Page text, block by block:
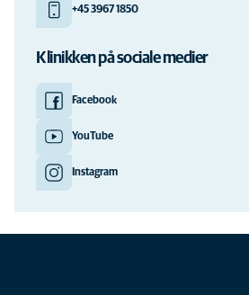
+45 3967 1850
Klinikken på sociale medier
Facebook
YouTube
Instagram